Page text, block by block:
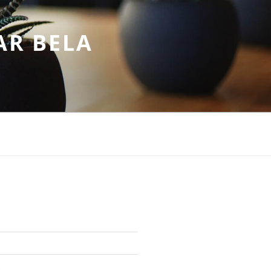
BELA